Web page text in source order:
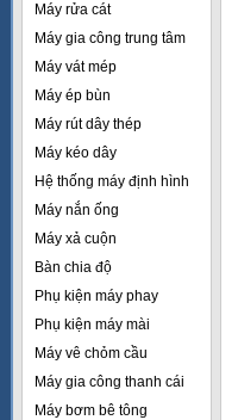
Máy rửa cát
Máy gia công trung tâm
Máy vát mép
Máy ép bùn
Máy rút dây thép
Máy kéo dây
Hệ thống máy định hình
Máy nắn ống
Máy xả cuộn
Bàn chia độ
Phụ kiện máy phay
Phụ kiện máy mài
Máy vê chỏm cầu
Máy gia công thanh cái
Máy bơm bê tông